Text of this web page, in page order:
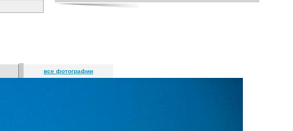
все фотографии